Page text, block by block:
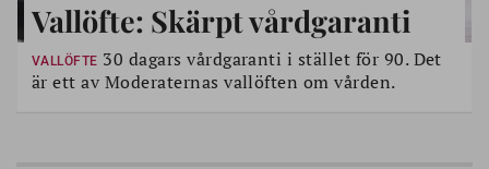
Vallöfte: Skärpt vårdgaranti
VALLÖFTE 30 dagars vårdgaranti i stället för 90. Det
är ett av Moderaternas vallöften om vården.